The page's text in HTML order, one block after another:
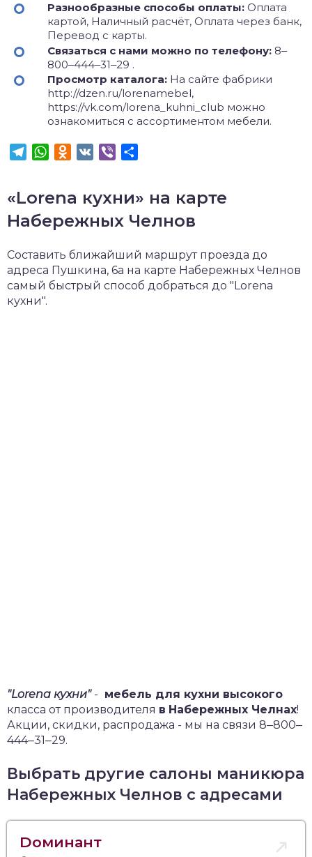
Разнообразные способы оплаты: Оплата
картой, Наличный расчёт, Оплата через банк,
Перевод с карты.
Связаться с нами можно по телефону: 8‒
800‒444‒31‒29 .
Просмотр каталога: На сайте фабрики
http://dzen.ru/lorenamebel,
https://vk.com/lorena_kuhni_club можно
ознакомиться с ассортиментом мебели.
TelegramWhatsApp
Odnoklassniki
VK Viber
«Lorena кухни» на карте
Набережных Челнов
Составить ближайший маршрут проезда до
адреса Пушкина, 6а на карте Набережных Челнов
самый быстрый способ добраться до "Lorena
кухни".
"Lorena кухни"- мебель для кухни высокого
класса от производителя в Набережных Челнах!
Акции, скидки, распродажа - мы на связи 8‒800‒
444‒31‒29.
Выбрать другие салоны маникюра
Набережных Челнов с адресами
Dоминант